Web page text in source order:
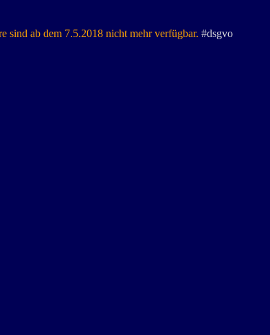
sind ab dem 7.5.2018 nicht mehr verfügbar. #dsgvo